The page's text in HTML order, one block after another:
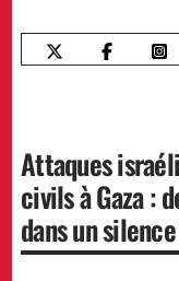
Attaques
civils à Gaza :
dans un